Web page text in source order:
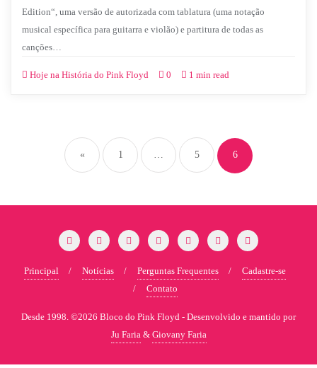
Edition“, uma versão de autorizada com tablatura (uma notação
musical específica para guitarra e violão) e partitura de todas as
canções…
Hoje na História do Pink Floyd 0 1 min read
« 1 … 5 6
Principal Notícias Perguntas Frequentes
Cadastre-se
Contato
Desde 1998. ©2026 Bloco do Pink Floyd - Desenvolvido e mantido por
Ju Faria & Giovany Faria